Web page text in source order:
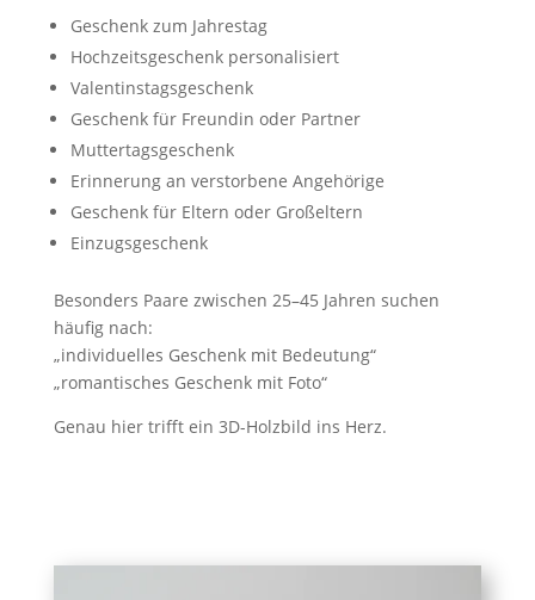
Geschenk zum Jahrestag
Hochzeitsgeschenk personalisiert
Valentinstagsgeschenk
Geschenk für Freundin oder Partner
Muttertagsgeschenk
Erinnerung an verstorbene Angehörige
Geschenk für Eltern oder Großeltern
Einzugsgeschenk
Besonders Paare zwischen 25–45 Jahren suchen
häufig nach:
„individuelles Geschenk mit Bedeutung“
„romantisches Geschenk mit Foto“
Genau hier trifft ein 3D-Holzbild ins Herz.